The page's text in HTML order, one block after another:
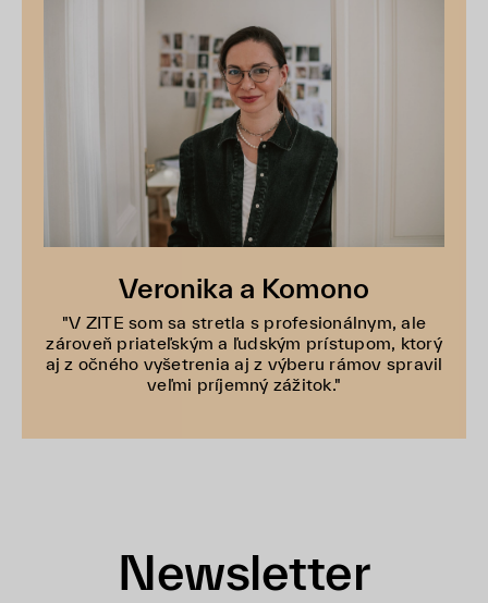
Veronika a Komono
"V ZITE som sa stretla s profesionálnym, ale
zároveň priateľským a ľudským prístupom, ktorý
aj z očného vyšetrenia aj z výberu rámov spravil
veľmi príjemný zážitok."
Newsletter